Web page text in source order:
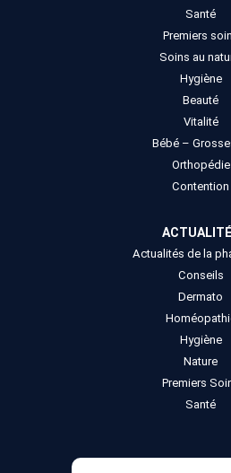
Santé
Premiers
Soins au
Hygiène
Beauté
Vitalité
Bébé –
Orthopédie
Contention
Actualités de la
Conseils
Dermato
Hygiène
Nature
Premiers
Santé
Recherche